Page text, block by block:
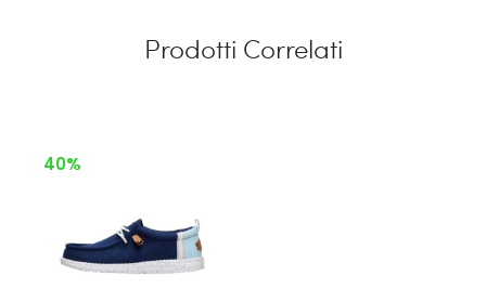
Prodotti Correlati
40%